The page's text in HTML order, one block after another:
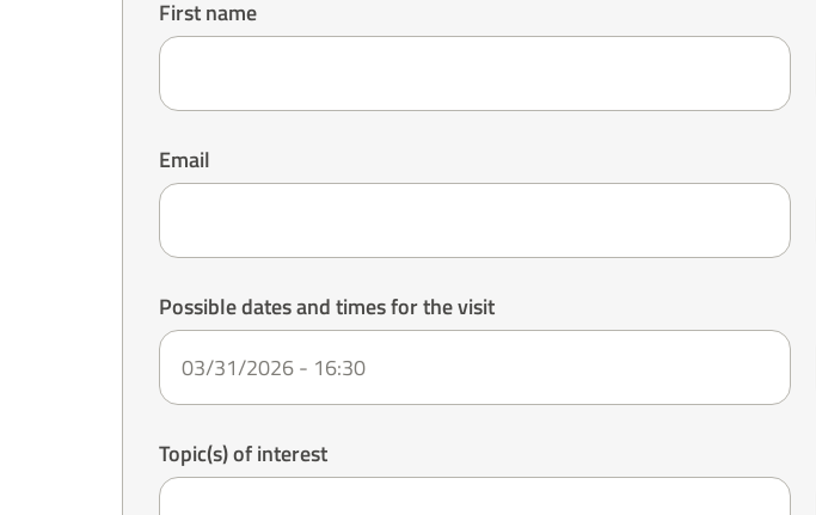
First name
Email
Possible dates and times for the visit
Topic(s) of interest